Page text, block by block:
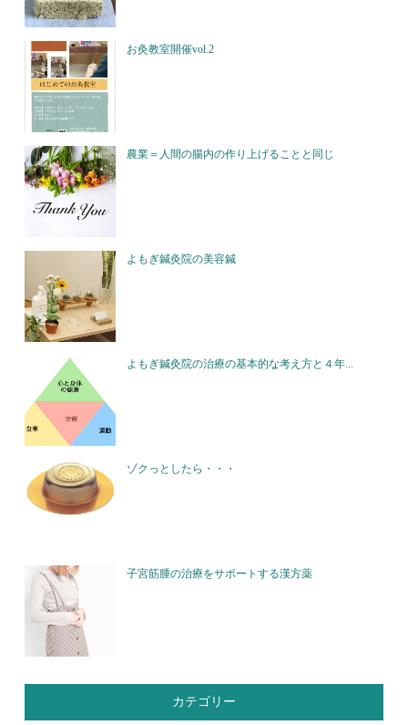
お灸教室開催vol.2
農業＝人間の腸内の作り上げることと同じ
よもぎ鍼灸院の美容鍼
よもぎ鍼灸院の治療の基本的な考え方と４年...
ゾクっとしたら・・・
子宮筋腫の治療をサポートする漢方薬
カテゴリー